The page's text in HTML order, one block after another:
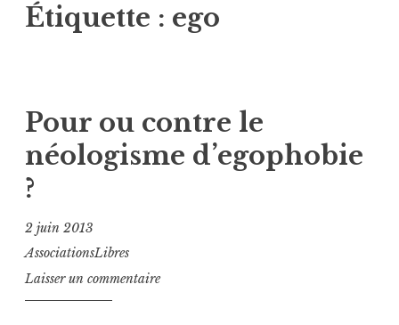
Étiquette : ego
Pour ou contre le
néologisme d’egophobie
?
2 juin 2013
AssociationsLibres
Laisser un commentaire